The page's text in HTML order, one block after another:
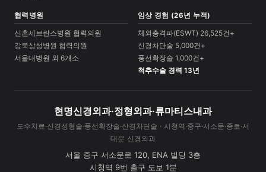
협력병원
신촌세브란스병원 협력의원
강북삼성병원 협력의원
서울대병원 외 6개소
임상 경험 (26년 누적)
체외충격파(ESWT) 26,525건+
신경차단술 5,000건+
풍선확장술 1,000건+
척추수술 경력 13년
현명신경외과·정형외과·류마티스내과
도수치료·신경성형술·풍선확장술·신경차단술 · 시청역·중구·서소문·종로·서
대문 신경외과
서울 중구 서소문로 120, ENA 빌딩 3층
시청역 9번 출구 도보 1분